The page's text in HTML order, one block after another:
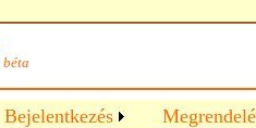
béta
Bejelentkezés